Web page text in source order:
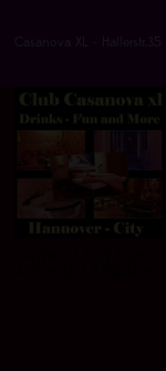
Casanova XL -